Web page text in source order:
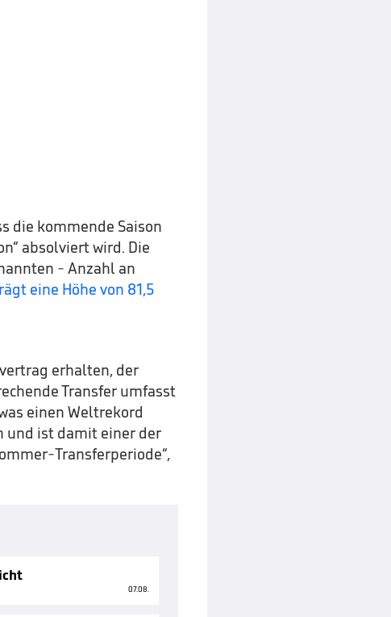
die kommende Saison
absolviert wird. Die
- Anzahl an
eine Höhe von 81,5
erhalten, der
Transfer umfasst
einen Weltrekord
und ist damit einer der
Transferperiode“,
07.08.